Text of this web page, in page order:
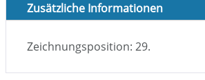
Zusätzliche Informationen
Zeichnungsposition: 29.